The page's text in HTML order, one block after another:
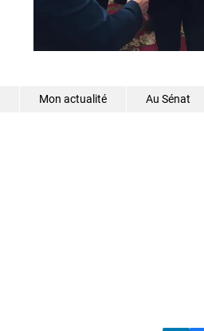
Mon actualité Au Sénat